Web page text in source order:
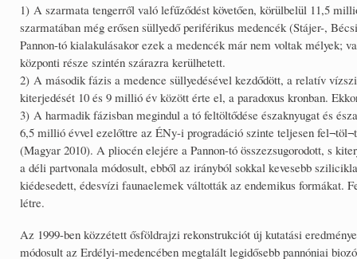
1) A szarmata tengerről való lefűződést követően, körülbelül 11,5
szarmatában még erősen süllyedő periférikus medencék (Stájer-,
Pannon-tó kialakulásakor ezek a medencék már nem voltak mélyek;
központi része szintén szárazra kerülhetett.
2) A második fázis a medence süllyedésével kezdődött, a relatív
kiterjedését 10 és 9 millió év között érte el, a paradoxus kronban.
3) A harmadik fázisban megindul a tó feltöltődése északnyugat és
6,5 millió évvel ezelőttre az ÉNy-i progradáció szinte teljesen
(Magyar 2010). A pliocén elejére a Pannon-tó összezsugorodott, s
a déli partvonala módosult, ebből az irányból sokkal kevesebb
kiédesedett, édesvízi faunaelemek váltották az endemikus formákat.
létre.
Az 1999-ben közzétett ősföldrajzi rekonstrukciót új kutatási
módosult az Erdélyi-medencében megtalált legidősebb pannóniai